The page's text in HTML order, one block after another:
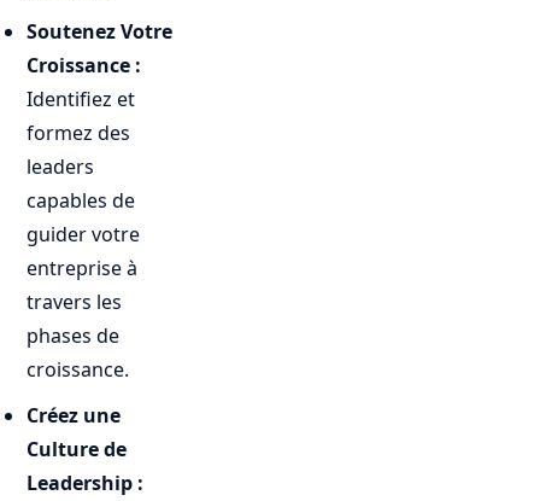
Soutenez Votre
Croissance :
Identifiez et
formez des
leaders
capables de
guider votre
entreprise à
travers les
phases de
croissance.
Créez une
Culture de
Leadership :